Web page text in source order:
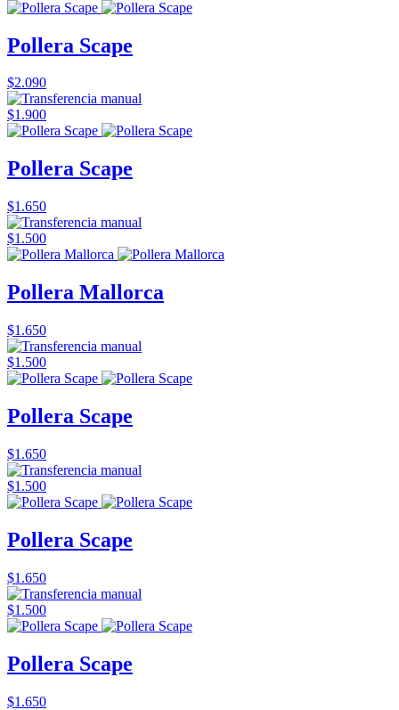
Pollera Scape
$2.090
$1.900
Pollera Scape
$1.650
$1.500
Pollera Mallorca
$1.650
$1.500
Pollera Scape
$1.650
$1.500
Pollera Scape
$1.650
$1.500
Pollera Scape
$1.650